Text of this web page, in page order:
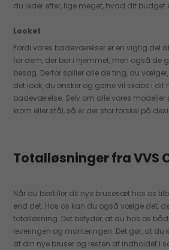
du leder efter, lige meget, hvad dit budget
Looket
Fordi vores badeværelser er en vigtig del
for dem, der bor i hjemmet, men også de
besøg. Derfor spiller alle de ting, du
det look, du ønsker og gerne vil skabe i dit
badeværelse. Selv om alle vores modeller
krom eller stål, så er der stor forskel på
Totalløsninger fra VVS
Når du bestiller dit nye brusesæt hos os
end det. Hos os kan du også vælge det,
totalløsning. Det betyder, at du hos os
leveringen og monteringen. Det gør, at du
at din nye bruser og resten af indholdet i